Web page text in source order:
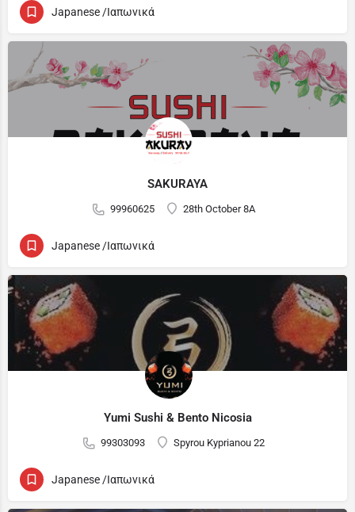
Japanese /Ιαπωνικά
SAKURAYA
99960625 28th October 8A
Japanese /Ιαπωνικά
Yumi Sushi & Bento Nicosia
99303093 Spyrou Kyprianou 22
Japanese /Ιαπωνικά